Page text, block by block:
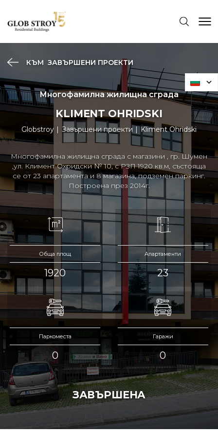
КЪМ ЗАВЪРШЕНИ ПРОЕКТИ
Многофамилна жилищна сграда
KLIMENT OHRIDSKI
Globstroy Завършени проекти Kliment Ohridski
Многофамилна жилищна сграда с магазини , гр. Шумен
,ул. Климент Охридски № 10, с РЗП 1920 кв.м, състояща
се от 23 апартамента и 8 магазина, подземен паркинг.
Построена през 2014г.
Обща площ
1920
Апартаменти
23
Паркоместа
0
Гаражи
0
ЗАВЪРШЕНА